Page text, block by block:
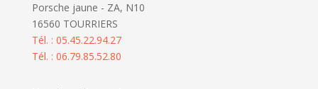
Porsche jaune - ZA, N10
16560 TOURRIERS
Tél. : 05.45.22.94.27
Tél. : 06.79.85.52.80